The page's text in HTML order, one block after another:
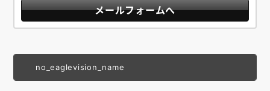
メールフォームへ
no_eaglevision_name